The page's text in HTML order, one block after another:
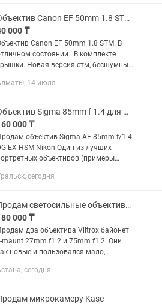
Объектив Canon EF 50mm 1.8 STM. Портретник
000 ₸
Canon EF 50mm 1.8 STM. В
состоянии . В комплекте
Новая версия стм, бесшумный
тоже. Светосильный. Цена 40.000
14 июля
Объектив Sigma 85mm f 1.4 для Nikon (F, EF)
000 ₸
объектив Sigma AF 85mm f/1.4
EX HSM Nikon Один из лучших
объективов (примеры
с красивым рисунком
сегодня
Продам светосильные объективы Viltrox
000 ₸
два объектива Viltrox байонет
maunt 27mm f1.2 и 75mm f1.2. Они
новые и пользовался мало,
180к, если оба заберете, то
сегодня
микрокамеру Kase